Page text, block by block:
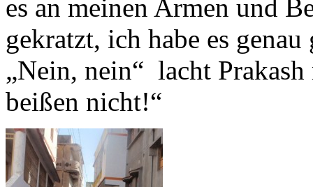
es an meinen Armen und
gekratzt, ich habe es genau
„Nein, nein“ lacht
beißen nicht!“